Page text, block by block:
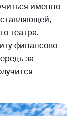
именно
театра.
финансово
за